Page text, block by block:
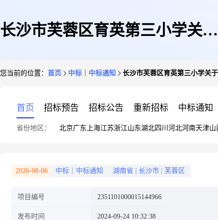
长沙市芙蓉区育英第三小学关于
您当前的位置： 首页 中标｜中标通知 长沙市芙蓉区育英第三小学关
首页 招标预告 招标公告 重新招标 中标通知
省份地区： 北京广东 上海江苏浙江山东湖北四川 河北河南天津山
2026-08-06 中标｜中标通知 湖南省 长沙市 芙蓉区
项目编号 2351101000015144966
发布时间 2024-09-24 10:32:38